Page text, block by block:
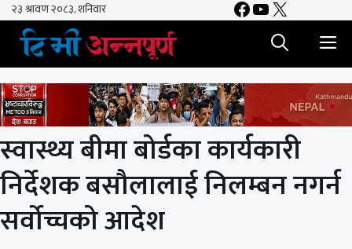
Skip
content
Facebook
YouTube
X
स्वास्थ्य बीमा बोर्डका कार्यकारी
निर्देशक बसौलालाई निलम्बन नगर्न
सर्वोच्चको आदेश